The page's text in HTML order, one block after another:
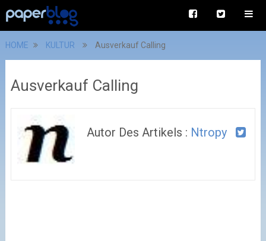
HOME KULTUR Ausverkauf Calling
Ausverkauf Calling
Autor Des Artikels : Ntropy